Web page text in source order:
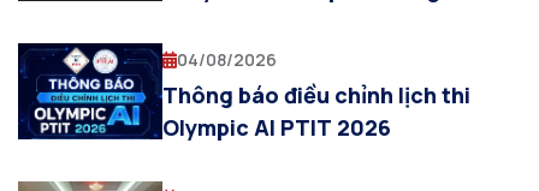
Multimodal AI”
04/08/2026
Thông báo điều chỉnh lịch thi
Olympic AI PTIT 2026